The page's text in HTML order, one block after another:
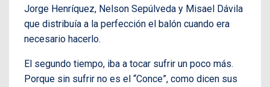
Jorge Henríquez, Nelson Sepúlveda y Misael Dávila
que distribuía a la perfección el balón cuando era
necesario hacerlo.
El segundo tiempo, iba a tocar sufrir un poco más.
Porque sin sufrir no es el “Conce”, como dicen sus